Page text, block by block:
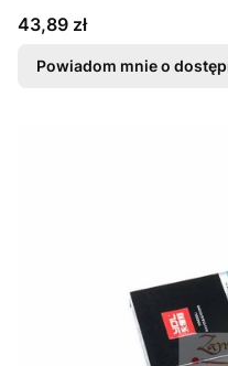
Cena
43,89 zł
Powiadom mnie o